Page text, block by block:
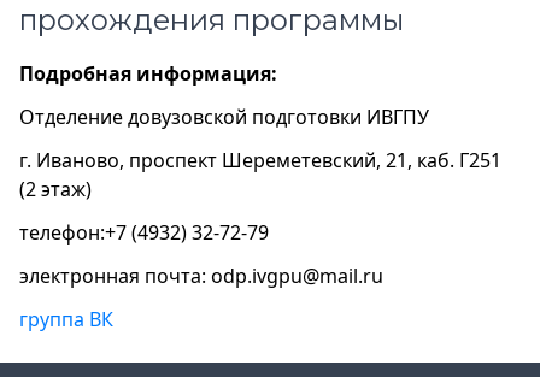
прохождения программы
Подробная информация:
Отделение довузовской подготовки ИВГПУ
г. Иваново, проспект Шереметевский, 21, каб. Г251
(2 этаж)
телефон:+7 (4932) 32-72-79
электронная почта: odp.ivgpu@mail.ru
группа ВК